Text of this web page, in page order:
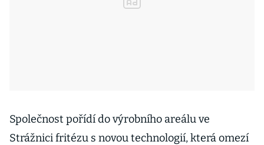
Společnost pořídí do výrobního areálu ve
Strážnici fritézu s novou technologií, která omezí